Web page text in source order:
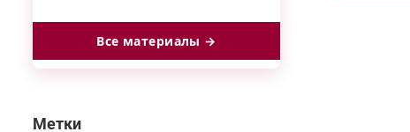
Все материалы →
Метки